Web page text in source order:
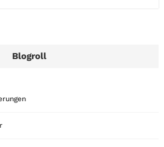
Blogroll